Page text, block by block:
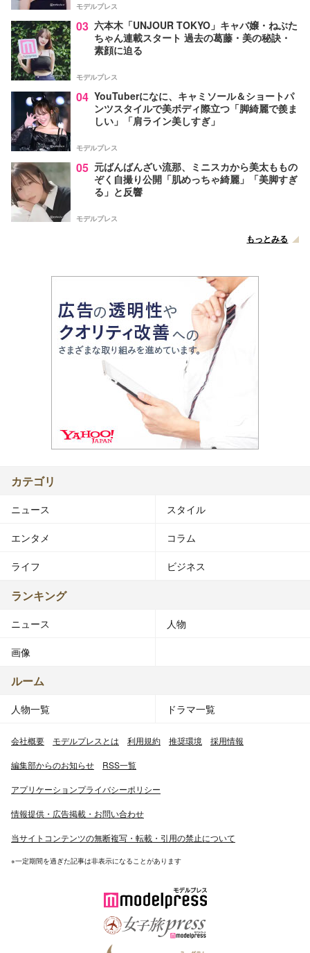
モデルプレス
03 六本木「UNJOUR TOKYO」キャバ嬢・ねぶた
ちゃん連載スタート 過去の葛藤・美の秘訣・
素顔に迫る
モデルプレス
04 YouTuberになに、キャミソール＆ショートパ
ンツスタイルで美ボディ際立つ「脚綺麗で羨ま
しい」「肩ライン美しすぎ」
モデルプレス
05 元ばんばんざい流那、ミニスカから美太ももの
ぞく自撮り公開「肌めっちゃ綺麗」「美脚すぎ
る」と反響
モデルプレス
もっとみる
カテゴリ
ニュース スタイル
エンタメ コラム
ライフ ビジネス
ランキング
ニュース 人物
画像
ルーム
人物一覧 ドラマ一覧
会社概要 モデルプレスとは 利用規約 推奨環境 採用情報
編集部からのお知らせ RSS一覧
アプリケーションプライバシーポリシー
情報提供・広告掲載・お問い合わせ
当サイトコンテンツの無断複写・転載・引用の禁止について
※一定期間を過ぎた記事は非表示になることがあります